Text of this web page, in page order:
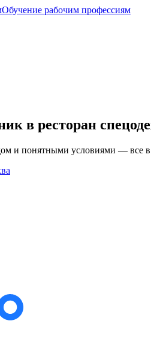
Обучение рабочим профессиям
в ресторан
и понятными условиями — все